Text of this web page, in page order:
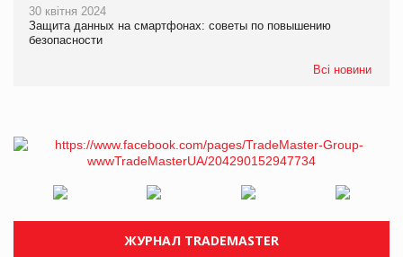
30 квітня 2024
Защита данных на смартфонах: советы по повышению
безопасности
Всі новини
ЖУРНАЛ TRADEMASTER